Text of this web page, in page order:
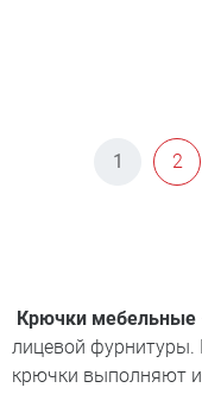
1 2
Крючки мебельные
лицевой
крючки выполняют